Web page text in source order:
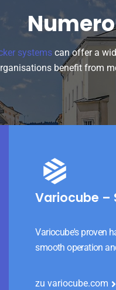
systems can offer a
benefit from
Variocube –
Variocube's proven
smooth operation
zu variocube.com